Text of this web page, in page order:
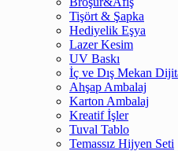
Tişört & Şapka
Hediyelik Eşya
Lazer Kesim
UV Baskı
İç ve Dış Mekan
Ahşap Ambalaj
Karton Ambalaj
Kreatif İşler
Tuval Tablo
Temassız Hijyen Seti